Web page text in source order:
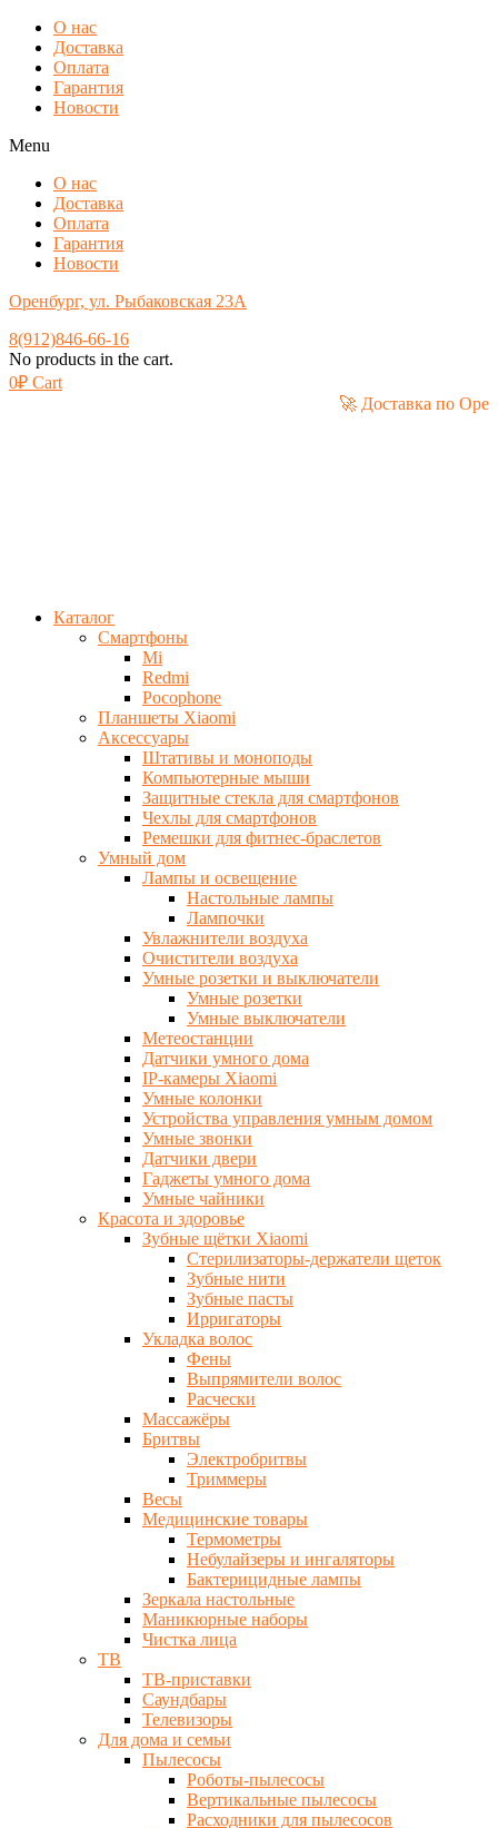
О нас
Доставка
Оплата
Гарантия
Новости
Menu
О нас
Доставка
Оплата
Гарантия
Новости
Оренбург, ул. Рыбаковская 23А
8(912)846-66-16
No products in the cart.
0₽ Cart
🚀 Доставка
Каталог
Смартфоны
Mi
Redmi
Pocophone
Планшеты Xiaomi
Аксессуары
Штативы и моноподы
Компьютерные мыши
Защитные стекла для смартфонов
Чехлы для смартфонов
Ремешки для фитнес-браслетов
Умный дом
Лампы и освещение
Настольные лампы
Лампочки
Увлажнители воздуха
Очистители воздуха
Умные розетки и выключатели
Умные розетки
Умные выключатели
Метеостанции
Датчики умного дома
IP-камеры Xiaomi
Умные колонки
Устройства управления умным домом
Умные звонки
Датчики двери
Гаджеты умного дома
Умные чайники
Красота и здоровье
Зубные щётки Xiaomi
Стерилизаторы-держатели щеток
Зубные нити
Зубные пасты
Ирригаторы
Укладка волос
Фены
Выпрямители волос
Расчески
Массажёры
Бритвы
Электробритвы
Триммеры
Весы
Медицинские товары
Термометры
Небулайзеры и ингаляторы
Бактерицидные лампы
Зеркала настольные
Маникюрные наборы
Чистка лица
ТВ
ТВ-приставки
Саундбары
Телевизоры
Для дома и семьи
Пылесосы
Роботы-пылесосы
Вертикальные пылесосы
Расходники для пылесосов